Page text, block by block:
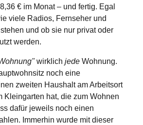
€ im Monat – und fertig. Egal
viele Radios, Fernseher und
und ob sie nur privat oder
werden.
wirklichjede Wohnung.
noch eine
zweiten Haushalt am Arbeitsort
Kleingarten hat, die zum Wohnen
dafür jeweils noch einen
Immerhin wurde mit dieser